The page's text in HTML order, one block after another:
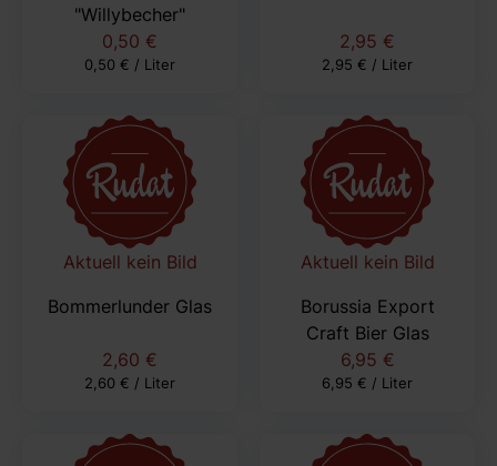
"Willybecher"
0,50 €
0,50 € / Liter
2,95 €
2,95 € / Liter
Aktuell kein Bild
Bommerlunder Glas
2,60 €
2,60 € / Liter
Aktuell kein Bild
Borussia Export
Craft Bier Glas
6,95 €
6,95 € / Liter